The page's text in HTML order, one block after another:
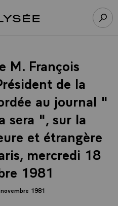
Retour à l’accueil Élysée
M. François
de la
au journal "
sera ", sur la
et étrangère
mercredi 18
1981
1981